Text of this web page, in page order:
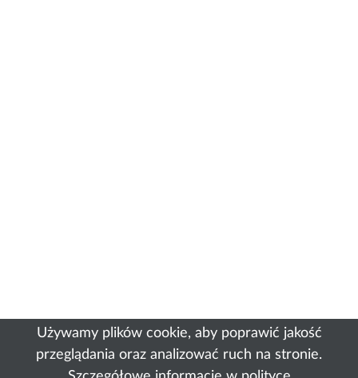
Używamy plików cookie, aby poprawić jakość
przeglądania oraz analizować ruch na stronie.